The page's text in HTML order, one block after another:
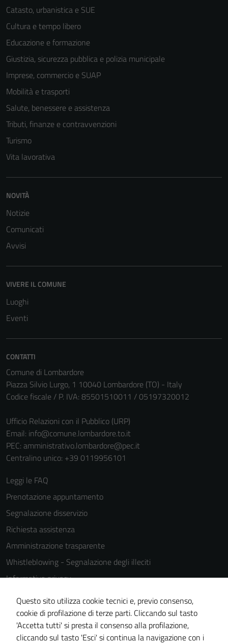
Catasto, urbanistica e SUE
Cultura e tempo libero
Educazione e formazione
Giustizia, sicurezza pubblica e polizia municipale
Imprese, commercio e SUAP
Mobilità e trasporti
Salute, benessere e assistenza
Tributi, finanze e contravvenzioni
Turismo
Vita lavorativa
NOVITÀ
Notizie
Comunicati
Avvisi
VIVERE IL COMUNE
Luoghi
Eventi
CONTATTI
Comune di Lombardore
Piazza Silvio Lurgo, 1 10040 Lombardore (TO) - Italy
Codice fiscale / P. IVA: 85501510011 / 05197320012
Ufficio Relazioni con il Pubblico (URP)
Email: info@comune.lombardore.to.it
PEC: amministrativo.lombardore@pec.it
Centralino unico: +39 0119956101
Leggi le FAQ
Prenotazione appuntamento
Segnalazione disservizio
Richiesta assistenza
Amministrazione trasparente
Whistleblowing - Segnalazione degli illeciti
Informativa privacy
Cookie Policy
Note legali
Dichiarazione di accessibilità
Questo sito utilizza cookie tecnici e, previo consenso,
cookie di profilazione di terze parti. Cliccando sul tasto
'Accetta tutti' si presta il consenso alla profilazione,
cliccando sul tasto 'Esci' si continua la navigazione con i
Questi cookie
sono necessari
del sito e non
possono